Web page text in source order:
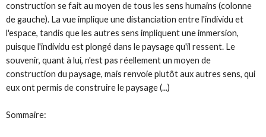
construction se fait au moyen de tous les sens humains (colonne
de gauche). La vue implique une distanciation entre l'individu et
l'espace, tandis que les autres sens impliquent une immersion,
puisque l'individu est plongé dans le paysage qu'il ressent. Le
souvenir, quant à lui, n'est pas réellement un moyen de
construction du paysage, mais renvoie plutôt aux autres sens, qui
eux ont permis de construire le paysage (...)
Sommaire: